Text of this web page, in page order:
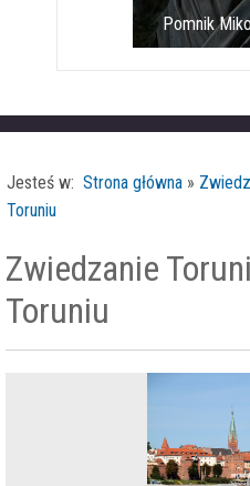
Pomnik Mikołaja Kopernika
Jesteś w: Strona główna »
Toruniu
Zwiedzanie
Toruniu